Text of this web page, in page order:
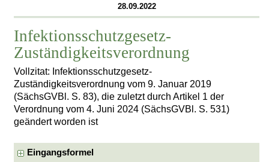
28.09.2022
Infektionsschutzgesetz-
Zuständigkeitsverordnung
Vollzitat: Infektionsschutzgesetz-
Zuständigkeitsverordnung vom 9. Januar 2019
(SächsGVBl. S. 83), die zuletzt durch Artikel 1 der
Verordnung vom 4. Juni 2024 (SächsGVBl. S. 531)
geändert worden ist
Eingangsformel